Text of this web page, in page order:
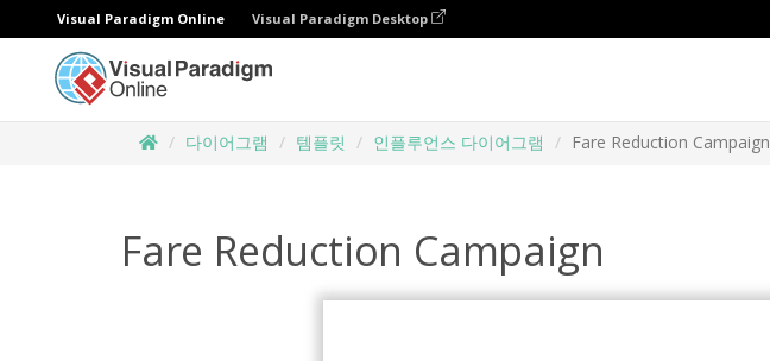
Visual Paradigm Online Visual Paradigm Desktop
다이어그램 템플릿 인플루언스 다이어그램 Fare Reduction Campaign
Fare Reduction Campaign